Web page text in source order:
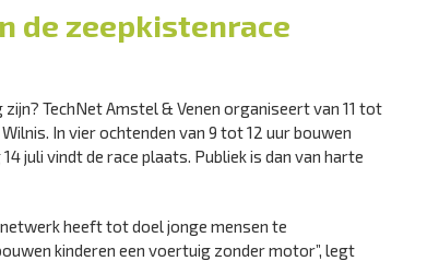
de zeepkistenrace
TechNet Amstel & Venen organiseert van 11 tot
In vier ochtenden van 9 tot 12 uur bouwen
juli vindt de race plaats. Publiek is dan van harte
heeft tot doel jonge mensen te
kinderen een voertuig zonder motor”, legt